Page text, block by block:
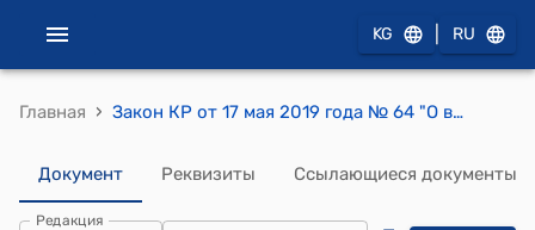
KG RU
Главная › Закон КР от 17 мая 2019 года № 64 "О внесении изменений в некоторые законодательные акты в сфере бюджетного законодательства"
Документ Реквизиты Ссылающиеся документы
Редакция